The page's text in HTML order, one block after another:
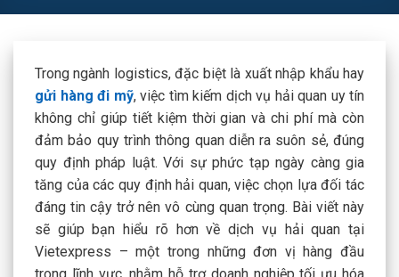
Trong ngành logistics, đặc biệt là xuất nhập khẩu hay
gửi hàng đi mỹ, việc tìm kiếm dịch vụ hải quan uy tín
không chỉ giúp tiết kiệm thời gian và chi phí mà còn
đảm bảo quy trình thông quan diễn ra suôn sẻ, đúng
quy định pháp luật. Với sự phức tạp ngày càng gia
tăng của các quy định hải quan, việc chọn lựa đối tác
đáng tin cậy trở nên vô cùng quan trọng. Bài viết này
sẽ giúp bạn hiểu rõ hơn về dịch vụ hải quan tại
Vietexpress – một trong những đơn vị hàng đầu